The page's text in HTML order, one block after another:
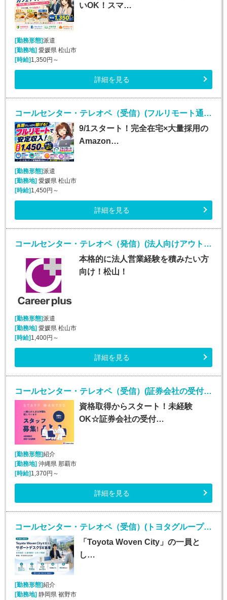
いOK！スマ…
[勤務形態]派遣
[勤務地]愛媛県 松山市
[時給]1,350円～
詳細を見る
コールセンター・テレオペ（受信）(フルリモート通販コールセンター受信)
9/1スタート！完全在宅×大量採用の
Amazon…
[勤務形態]派遣
[勤務地]愛媛県 松山市
[時給]1,450円～
詳細を見る
コールセンター・テレオペ（発信）(法人向けアウトバウンド業務/週5/9~18時)
本格的に法人営業経験を積みたい方
向け！松山！
[勤務形態]派遣
[勤務地] 愛媛県 松山市
[時給] 1,400円～
詳細を見る
コールセンター・テレオペ（受信）(証券会社の受付・事務スタッフ/6月9日入社)
資格取得からスタート！未経験
OK☆証券会社の受付…
[勤務形態]紹介
[勤務地] 沖縄県 那覇市
[時給] 1,370円～
詳細を見る
コールセンター・テレオペ（受信）(トヨタグループ お住まいに関する各種問い合わせ対応)
「Toyota Woven City」の一員と
し…
[勤務形態]紹介
[勤務地] 静岡県 裾野市